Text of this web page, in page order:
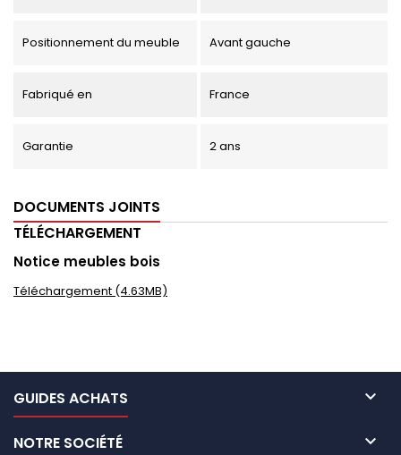
Positionnement du meuble Avant gauche
Fabriqué en France
Garantie 2 ans
DOCUMENTS JOINTS
TÉLÉCHARGEMENT
Notice meubles bois
Téléchargement (4.63MB)
GUIDES ACHATS 
NOTRE SOCIÉTÉ 